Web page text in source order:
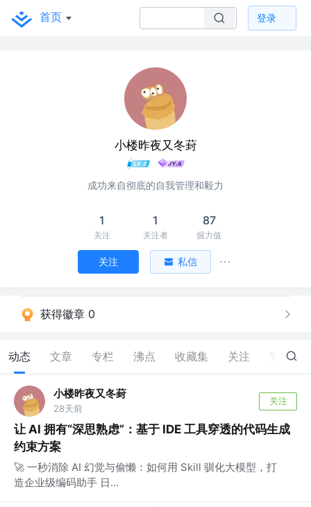
首页 登录
小楼昨夜又冬葑
成功来自彻底的自我管理和毅力
1
关注
1
关注者
87
掘力值
关注 私信
获得徽章 0
动态 文章 专栏 沸点 收藏集 关注 0
小楼昨夜又冬葑
28天前
关注
让 AI 拥有“深思熟虑”：基于 IDE 工具穿透的代码生成
约束方案
🚀 一秒消除 AI 幻觉与偷懒：如何用 Skill 驯化大模型，打
造企业级编码助手 日...